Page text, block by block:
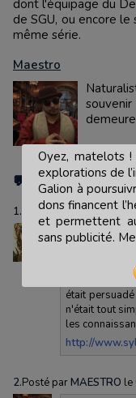
dont l'équipage du
de SGU, ou encore
même série.
Maestro
💬 VOS
1. Posté par
Très
peut
base sur nos
était
n'était tout
les
http://
2.Posté parMAESTRO le
Oyez, matelots
explorations de
Galion à
dons financent
et permettent
sans publicité.